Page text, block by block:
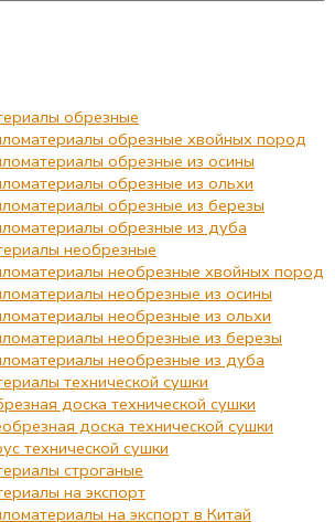
обрезные
обрезные хвойных пород
обрезные из осины
обрезные из ольхи
обрезные из березы
обрезные из дуба
необрезные
необрезные хвойных пород
необрезные из осины
необрезные из ольхи
необрезные из березы
необрезные из дуба
технической сушки
доска технической сушки
доска технической сушки
технической сушки
строганые
на экспорт
на экспорт в Китай